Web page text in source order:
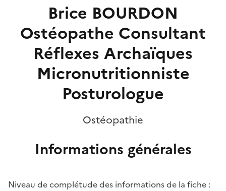
Brice BOURDON
Ostéopathe Consultant
Réflexes Archaïques
Micronutritionniste
Posturologue
Ostéopathie
Informations générales
Niveau de complétude des informations de la fiche :